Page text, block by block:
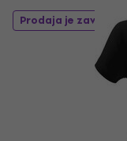
Prodaja je završena